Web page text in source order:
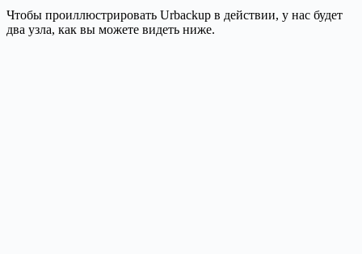
Чтобы проиллюстрировать Urbackup в действии, у нас будет
два узла, как вы можете видеть ниже.